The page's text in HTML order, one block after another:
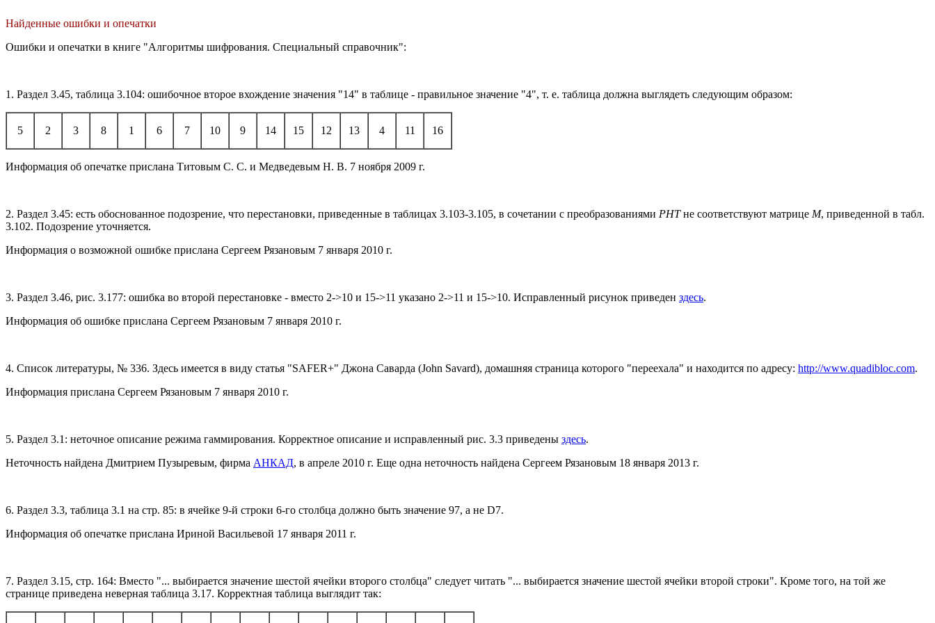
Найденные ошибки и опечатки
Ошибки и опечатки в книге "Алгоритмы шифрования. Специальный справочник":
1. Раздел 3.45, таблица 3.104: ошибочное второе вхождение значения "14" в таблице - правильное значение "4", т. е. таблица должна выглядеть следующим образом:
5 2 3 8 1 6 7 10 9 14 15 12 13 4 11 16
Информация об опечатке прислана Титовым С. С. и Медведевым Н. В. 7 ноября 2009 г.
2. Раздел 3.45: есть обоснованное подозрение, что перестановки, приведенные в таблицах 3.103-3.105, в сочетании с преобразованиями PHTне соответствуют матрице M, приведенной в табл.
3.102. Подозрение уточняется.
Информация о возможной ошибке прислана Сергеем Рязановым 7 января 2010 г.
3. Раздел 3.46, рис. 3.177: ошибка во второй перестановке - вместо 2->10 и 15->11 указано 2->11 и 15->10. Исправленный рисунок приведен здесь.
Информация об ошибке прислана Сергеем Рязановым 7 января 2010 г.
4. Список литературы, № 336. Здесь имеется в виду статья "SAFER+" Джона Саварда (John Savard), домашняя страница которого "переехала" и находится по адресу: http://www.quadibloc.com.
Информация прислана Сергеем Рязановым 7 января 2010 г.
5. Раздел 3.1: неточное описание режима гаммирования. Корректное описание и исправленный рис. 3.3 приведены здесь.
Неточность найдена Дмитрием Пузыревым, фирма АНКАД, в апреле 2010 г. Еще одна неточность найдена Сергеем Рязановым 18 января 2013 г.
6. Раздел 3.3, таблица 3.1 на стр. 85: в ячейке 9-й строки 6-го столбца должно быть значение 97, а не D7.
Информация об опечатке прислана Ириной Васильевой 17 января 2011 г.
7. Раздел 3.15, стр. 164: Вместо "... выбирается значение шестой ячейки второго столбца" следует читать "... выбирается значение шестой ячейки второй строки". Кроме того, на той же
странице приведена неверная таблица 3.17. Корректная таблица выглядит так: